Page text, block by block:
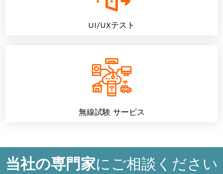
UI/UXテスト
無線試験 サービス
当社の専門家にご相談ください